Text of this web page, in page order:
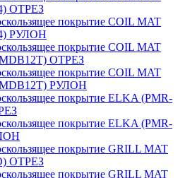
ОТРЕЗ
покрытие COIL MAT
РУЛОН
покрытие COIL MAT
ОТРЕЗ
покрытие COIL MAT
РУЛОН
покрытие ELKA (PMR-
покрытие ELKA (PMR-
покрытие GRILL MAT
ОТРЕЗ
покрытие GRILL MAT